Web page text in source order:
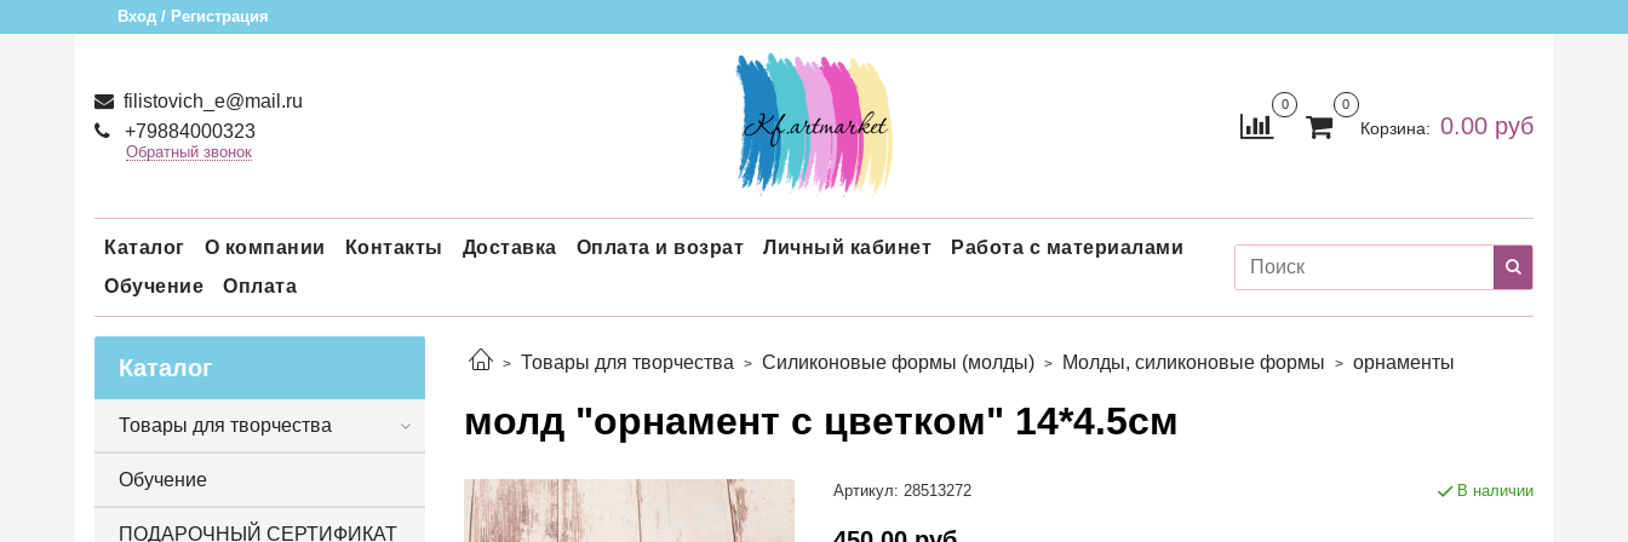
Вход / Регистрация
filistovich_e@mail.ru
+79884000323
Обратный звонок
0 0
Корзина: 0.00 руб
Каталог О компании Контакты Доставка Оплата и возрат Личный кабинет
Работа с материалами
Обучение
Оплата
Товары для творчества Силиконовые формы (молды) Молды, силиконовые формы орнаменты
молд "орнамент с цветком" 14*4.5см
Артикул: 28513272 В наличии
Каталог
Товары для творчества
Обучение
ПОДАРОЧНЫЙ СЕРТИФИКАТ